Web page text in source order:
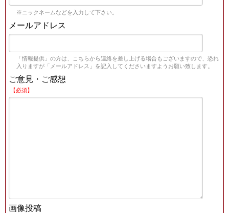
※ニックネームなどを入力して下さい。
メールアドレス
「情報提供」の方は、こちらから連絡を差し上げる場合もございますので、恐れ
入りますが「メールアドレス」を記入してくださいますようお願い致します。
ご意見・ご感想
【必須】
画像投稿